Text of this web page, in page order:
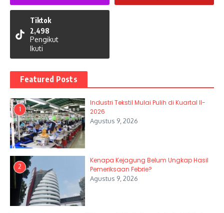
Tiktok
2,498
Pengikut
Ikuti
Featured Posts
1
Industri Tekstil Mulai Pulih di Kuartal II-
2026
Agustus 9, 2026
2
Kenapa Kejagung Belum Ungkap Hasil
Pemeriksaan Febrie?
Agustus 9, 2026